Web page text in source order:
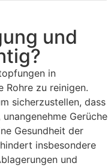
und
in
Rohre zu reinigen.
sicherzustellen, dass
Gerüche
Gesundheit der
insbesondere
und